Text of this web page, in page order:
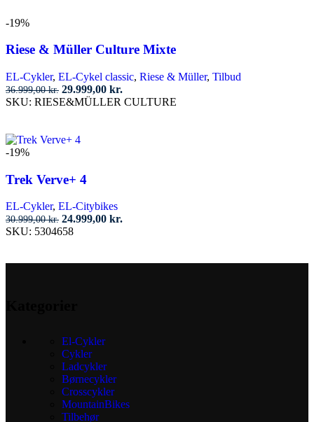
-19%
Riese & Müller Culture Mixte
EL-Cykler, EL-Cykel classic, Riese & Müller, Tilbud
36.999,00kr. Den
oprindelige
36.999,00 kr..
29.999,00 kr.
aktuelle
SKU: RIESE&MÜLLER CULTURE
-19%
Trek Verve+ 4
EL-Cykler, EL-Citybikes
30.999,00kr. Den
oprindelige
24.999,00 kr.
SKU: 5304658
El-Cykler
Cykler
Ladcykler
Børnecykler
Crosscykler
MountainBikes
Tilbehør